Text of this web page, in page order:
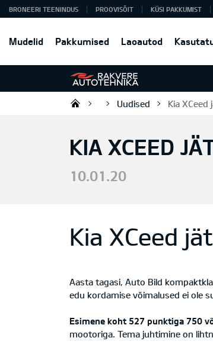
Mudelid Pakkumised Laoautod
BRONEERI TEENINDUS PROOVISÕIT KÜSI PAKKUMIST
Rakvere Autotehnika
Uudised Kia XCeed
KIA XCEED
10.01.20
Kia XCeed
Aasta tagasi, Auto Bild
edu kordamise võimalused ei ole
Esimene koht 527 punktiga 750
mootoriga. Tema juhtimine on